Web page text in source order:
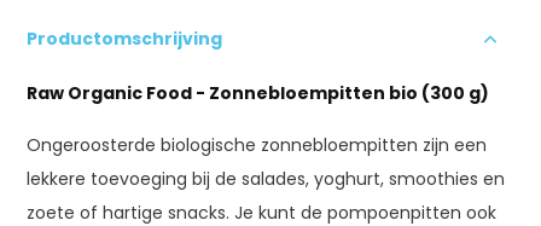
Productomschrijving
Raw Organic Food - Zonnebloempitten bio (300 g)
Ongeroosterde biologische zonnebloempitten zijn een
lekkere toevoeging bij de salades, yoghurt, smoothies en
zoete of hartige snacks. Je kunt de pompoenpitten ook